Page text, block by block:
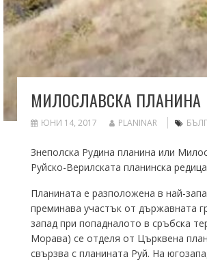
МИЛОСЛАВСКА ПЛАНИНА
ЮНИ 14, 2017 PLANINAR
Знеполска Рудина планина или
Руйско-Верилската планинска
Планината е разположена в най-
преминава участък от държавната
запад при попадналото в сръбска
Морава) се отделя от Църквена
свързва с планината Руй. На